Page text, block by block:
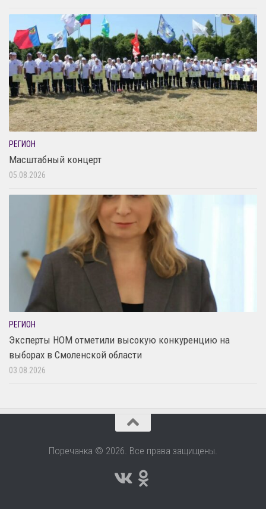
РЕГИОН
Масштабный концерт
05.08.2026
РЕГИОН
Эксперты НОМ отметили высокую конкуренцию на
выборах в Смоленской области
03.08.2026
Поречанка © 2026. Все права защищены.